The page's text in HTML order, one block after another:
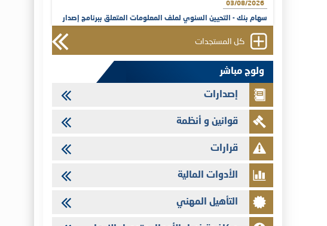
03/08/2026
سهام بنك - التحيين السنوي لملف المعلومات المتعلق ببرنامج إصدار
31/07/2026
VEOLIA ENVIRONNEMENT - تؤشر الهيئة المغربية لسوق الرساميل
على المنشور النهائي المتعلق بالزيادة في الرأسمال المخصصة لأجراء
المجموعة
29/07/2026
وفابايل - التحيين السنوي لملف المعلومات المتعلق ببرنامج إصدار
سندات شركات التمويل
29/07/2026
تهنئة بمناسبة عيد العرش المجيد
29/07/2026
تنشر الهيئة المغربية لسوق الرساميل العدد الرابع عشر من مجلة سوق
الرساميل
كل المستجدات
ولوج مباشر
إصدارات
قوانين و أنظمة
قرارات
الأدوات المالية
التأهيل المهني